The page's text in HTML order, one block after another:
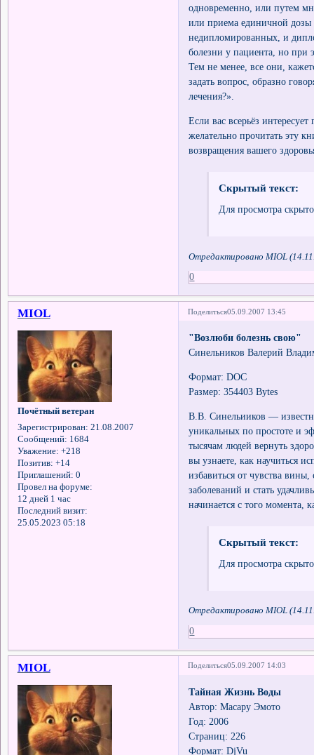
одновременно, или путем
или приема единичной дозы
недипломированных, и
болезни у пациента, но при
Тем не менее, все они,
задать вопрос, образно
лечения?».
Если вас всерьёз
желательно прочитать эту
возвращения вашего
Скрытый текст:
Для просмотра
Отредактировано MIOL
0
Поделиться05.09.2007 13:45
MIOL
Почётный ветеран
Зарегистрирован: 21.08.2007
Сообщений: 1684
Уважение: +218
Позитив: +14
Приглашений: 0
Провел на форуме:
12 дней 1 час
Последний визит:
25.05.2023 05:18
"Возлюби болезнь свою"
Синельников Валерий
Формат: DOC
Размер: 354403 Bytes
В.В. Синельииков —
уникальных по простоте и
тысячам людей вернуть
вы узнаете, как научиться
избавиться от чувства вины,
заболеваний и стать
начинается с того момента,
Скрытый текст:
Для просмотра
Отредактировано MIOL
0
Поделиться05.09.2007 14:03
MIOL
Тайная Жизнь Воды
Автор: Масару Эмото
Год: 2006
Страниц: 226
Формат: DjVu